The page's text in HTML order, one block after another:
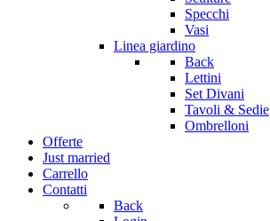
Specchi
Vasi
Linea giardino
Back
Lettini
Set Divani
Tavoli & Sedie
Ombrelloni
Offerte
Just married
Carrello
Contatti
Back